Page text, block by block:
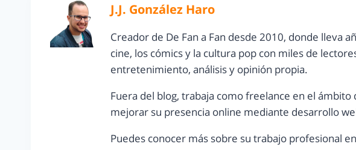
J.J. González Haro
Creador de De Fan a Fan desde 2010, donde lleva
cine, los cómics y la cultura pop con miles de
entretenimiento, análisis y opinión propia.
Fuera del blog, trabaja como freelance en el ámbito
mejorar su presencia online mediante desarrollo
Puedes conocer más sobre su trabajo profesional en